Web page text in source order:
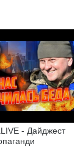
- Дайджест